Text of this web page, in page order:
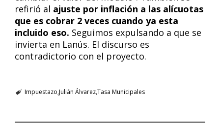
refirió al ajuste por inflación a las alícuotas
que es cobrar 2 veces cuando ya esta
incluido eso. Seguimos expulsando a que se
invierta en Lanús. El discurso es
contradictorio con el proyecto.
Impuestazo Julián ÁlvarezTasa Municipales